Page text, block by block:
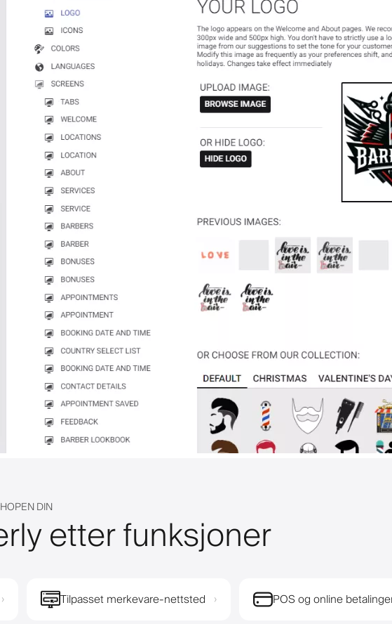
DIN
etter funksjoner
› Tilpasset merkevare-nettsted › POS og online